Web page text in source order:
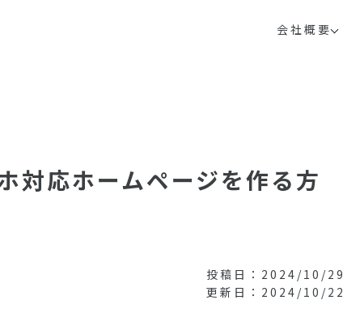
会社概要
対応ホームページを作る方
投稿日：2024/10/29
更新日：2024/10/22